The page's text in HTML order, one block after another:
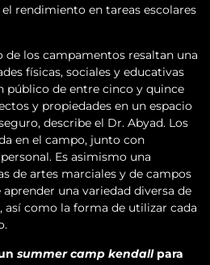
rendimiento en tareas escolares
de los campamentos resaltan una
físicas, sociales y educativas
público de entre cinco y quince
y propiedades en un espacio
describe el Dr. Abyad. Los
en el campo, junto con
Es asimismo una
de artes marciales y de campos
una variedad diversa de
así como la forma de utilizar cada
summer camp kendallpara